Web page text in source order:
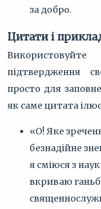
за добро.
Цитати і
підтвердження
просто для
як саме цитата
«О! Яке
безнадійне
я сміюся з
вкриваю